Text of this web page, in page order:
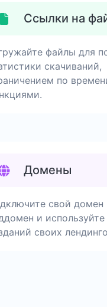
Ссылки на
файлы для
скачиваний,
по
Домены
свой домен
и используйте
своих